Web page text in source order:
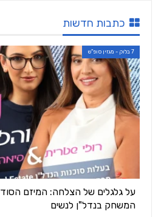
כתבות חדשות
7 בלוק - מגזין סופ"ש
על גלגלים של הצלחה: המיזם
המשחק בנדל"ן לנשים